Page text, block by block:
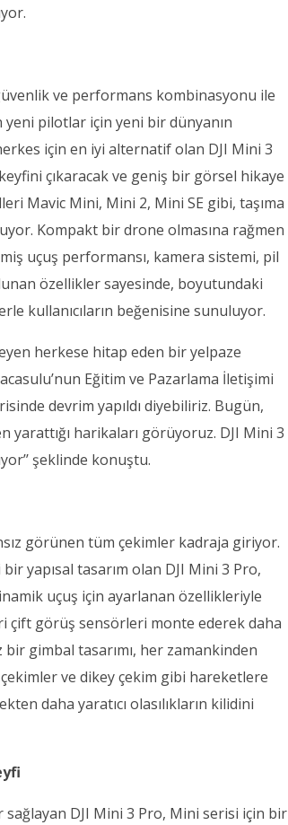
güvenlik ve performans kombinasyonu ile
pilotlar için yeni bir dünyanın
için en iyi alternatif olan DJI Mini 3
çıkaracak ve geniş bir görsel hikaye
Mavic Mini, Mini 2, Mini SE gibi, taşıma
Kompakt bir drone olmasına rağmen
uçuş performansı, kamera sistemi, pil
özellikler sayesinde, boyutundaki
kullanıcıların beğenisine sunuluyor.
herkese hitap eden bir yelpaze
Eğitim ve Pazarlama İletişimi
devrim yapıldı diyebiliriz. Bugün,
yarattığı harikaları görüyoruz. DJI Mini 3
şeklinde konuştu.
görünen tüm çekimler kadraja giriyor.
yapısal tasarım olan DJI Mini 3 Pro,
uçuş için ayarlanan özellikleriyle
çift görüş sensörleri monte ederek daha
bir gimbal tasarımı, her zamankinden
ve dikey çekim gibi hareketlere
daha yaratıcı olasılıkların kilidini
DJI Mini 3 Pro, Mini serisi için bir